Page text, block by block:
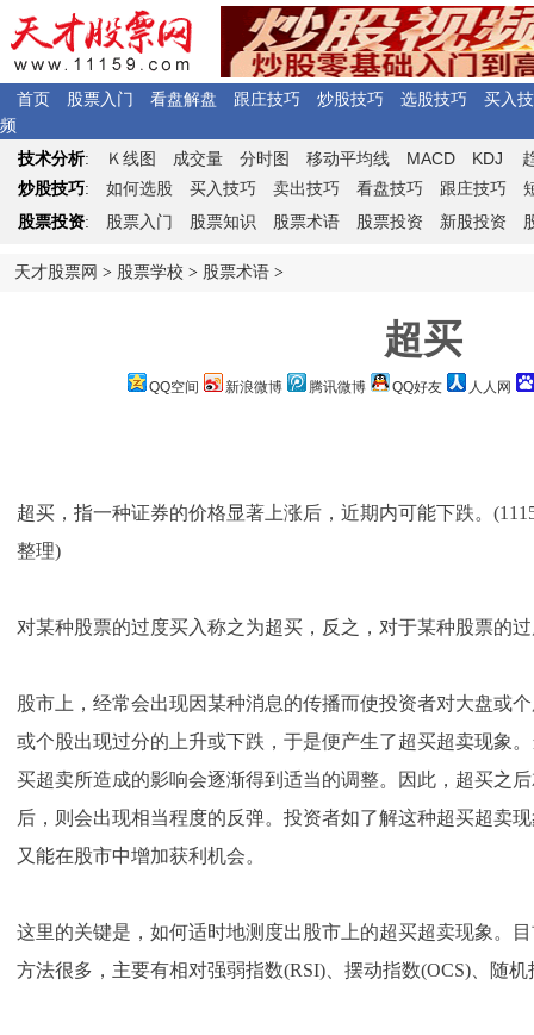
首页 股票入门 看盘解盘 跟庄技巧 炒股技巧 选股技巧
买入
频
技术分析: Ｋ 线图 成交量 分时图 移动平均线 MACD KDJ
炒股技巧: 如何选股 买入技巧 卖出技巧 看盘技巧 跟庄技巧
股票投资: 股票入门 股票知识 股票术语 股票投资 新股投资
天才股票网 > 股票学校 > 股票术语 >
超买
QQ空间 新浪微博 腾讯微博 QQ好友 人人网
超买，指一种证券的价格显著上涨后，近期内可能下跌。
整理)
对某种股票的过度买入称之为超买，反之，对于某种股票的
股市上，经常会出现因某种消息的传播而使投资者对大盘或
或个股出现过分的上升或下跌，于是便产生了超买超卖现象
买超卖所造成的影响会逐渐得到适当的调整。因此，超买之
后，则会出现相当程度的反弹。投资者如了解这种超买超卖
又能在股市中增加获利机会。
这里的关键是，如何适时地测度出股市上的超买超卖现象。
方法很多，主要有相对强弱指数(RSI)、摆动指数(OCS)、随